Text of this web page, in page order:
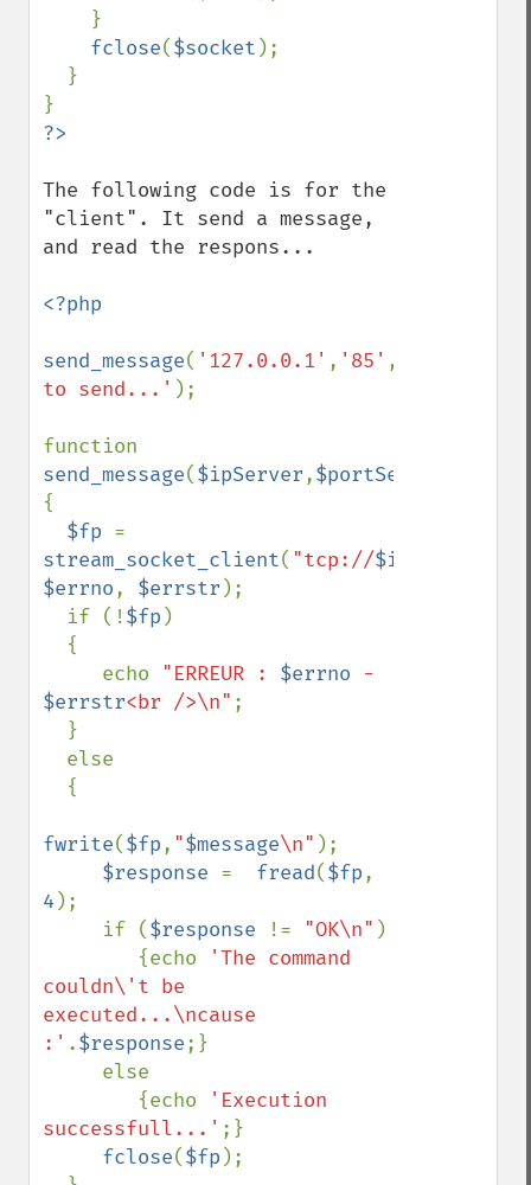
fclose($socket );
The following code is for the
"client". It send a message,
and read the respons...
<?php
send_message( '127.0.0.1' , '85' ,
to send...' );
send_message($ipServer,$portServer
{
$fp
stream_socket_client( "tcp://$ipServer
$errno, $errstr );
  if (!
$fp )
     echo
"ERREUR : $errno
$errstr<br />\n" ;
fwrite($fp, "$message\n" );
$response = fread($fp
4 );
     if (
$response != "OK\n" )
        {echo
'The command
couldn\'t be
executed...\ncause
:' .$response;}
        {echo
'Execution
successfull...' ;}
fclose($fp );